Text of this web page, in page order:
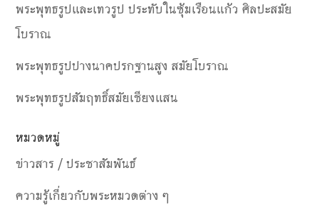
พระพุทธรูปและเทวรูป ประทับในซุ้มเรือนแก้ว ศิลปะสมัย
โบราณ
พระพุทธรูปปางนาคปรกฐานสูง สมัยโบราณ
พระพุทธรูปสัมฤทธิ์สมัยเชียงแสน
หมวดหมู่
ข่าวสาร / ประชาสัมพันธ์
ความรู้เกี่ยวกับพระหมวดต่าง ๆ